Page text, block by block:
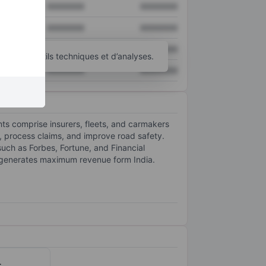
XXXXXXX XXXXXXX
outils techniques et d’analyses.
comprise insurers, fleets, and carmakers
claims, and improve road safety.
as Forbes, Fortune, and Financial
maximum revenue form India.